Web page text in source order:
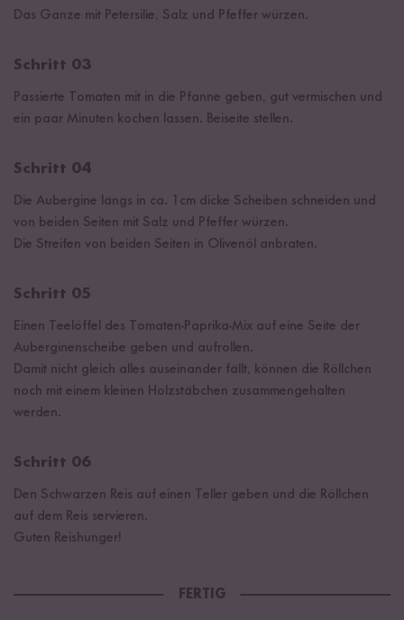
Das Ganze mit Petersilie, Salz und Pfeffer würzen.
Schritt 03
Passierte Tomaten mit in die Pfanne geben, gut vermischen und
ein paar Minuten kochen lassen. Beiseite stellen.
Schritt 04
Die Aubergine längs in ca. 1cm dicke Scheiben schneiden und
von beiden Seiten mit Salz und Pfeffer würzen.
Die Streifen von beiden Seiten in Olivenöl anbraten.
Schritt 05
Einen Teelöffel des Tomaten-Paprika-Mix auf eine Seite der
Auberginenscheibe geben und aufrollen.
Damit nicht gleich alles auseinander fällt, können die Röllchen
noch mit einem kleinen Holzstäbchen zusammengehalten
werden.
Schritt 06
Den Schwarzen Reis auf einen Teller geben und die Röllchen
auf dem Reis servieren.
Guten Reishunger!
FERTIG